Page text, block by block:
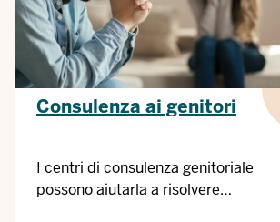
Consulenza ai genitori
I centri di consulenza genitoriale
possono aiutarla a risolvere